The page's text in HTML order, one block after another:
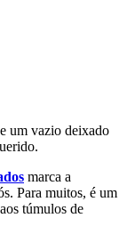
um vazio deixado
marca a
Para muitos, é um
túmulos de